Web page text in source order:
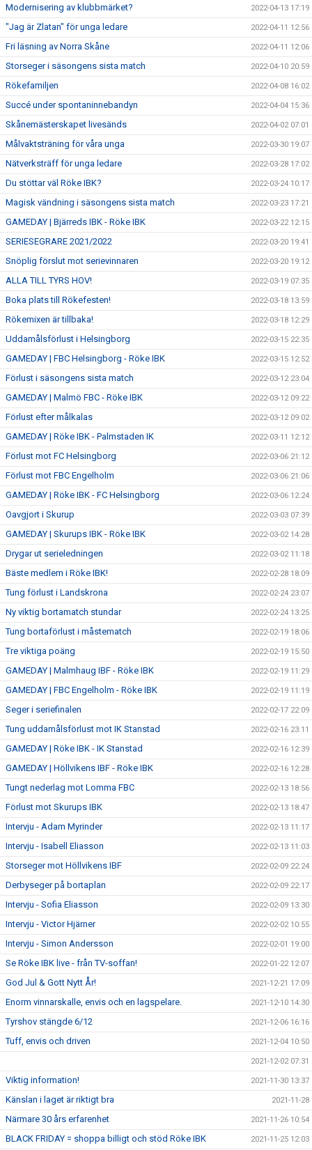
Modernisering av klubbmärket? 2022-04-13 17:19
"Jag är Zlatan" för unga ledare 2022-04-11 12:56
Fri läsning av Norra Skåne 2022-04-11 12:06
Storseger i säsongens sista match 2022-04-10 20:59
Rökefamiljen 2022-04-08 16:02
Succé under spontaninnebandyn 2022-04-04 15:36
Skånemästerskapet livesänds 2022-04-02 07:01
Målvaktsträning för våra unga 2022-03-30 19:07
Nätverksträff för unga ledare 2022-03-28 17:02
Du stöttar väl Röke IBK? 2022-03-24 10:17
Magisk vändning i säsongens sista match 2022-03-23 17:21
GAMEDAY | Bjärreds IBK - Röke IBK 2022-03-22 12:15
SERIESEGRARE 2021/2022 2022-03-20 19:41
Snöplig förslut mot serievinnaren 2022-03-20 19:12
ALLA TILL TYRS HOV! 2022-03-19 07:35
Boka plats till Rökefesten! 2022-03-18 13:59
Rökemixen är tillbaka! 2022-03-18 12:29
Uddamålsförlust i Helsingborg 2022-03-15 22:35
GAMEDAY | FBC Helsingborg - Röke IBK 2022-03-15 12:52
Förlust i säsongens sista match 2022-03-12 23:04
GAMEDAY | Malmö FBC - Röke IBK 2022-03-12 09:22
Förlust efter målkalas 2022-03-12 09:02
GAMEDAY | Röke IBK - Palmstaden IK 2022-03-11 12:12
Förlust mot FC Helsingborg 2022-03-06 21:12
Förlust mot FBC Engelholm 2022-03-06 21:06
GAMEDAY | Röke IBK - FC Helsingborg 2022-03-06 12:24
Oavgjort i Skurup 2022-03-03 07:39
GAMEDAY | Skurups IBK - Röke IBK 2022-03-02 14:28
Drygar ut serieledningen 2022-03-02 11:18
Bäste medlem i Röke IBK! 2022-02-28 18:09
Tung förlust i Landskrona 2022-02-24 23:07
Ny viktig bortamatch stundar 2022-02-24 13:25
Tung bortaförlust i måstematch 2022-02-19 18:06
Tre viktiga poäng 2022-02-19 15:50
GAMEDAY | Malmhaug IBF - Röke IBK 2022-02-19 11:29
GAMEDAY | FBC Engelholm - Röke IBK 2022-02-19 11:19
Seger i seriefinalen 2022-02-17 22:09
Tung uddamålsförlust mot IK Stanstad 2022-02-16 23:11
GAMEDAY | Röke IBK - IK Stanstad 2022-02-16 12:39
GAMEDAY | Höllvikens IBF - Röke IBK 2022-02-16 12:28
Tungt nederlag mot Lomma FBC 2022-02-13 18:56
Förlust mot Skurups IBK 2022-02-13 18:47
Intervju - Adam Myrinder 2022-02-13 11:17
Intervju - Isabell Eliasson 2022-02-13 11:03
Storseger mot Höllvikens IBF 2022-02-09 22:24
Derbyseger på bortaplan 2022-02-09 22:17
Intervju - Sofia Eliasson 2022-02-09 13:30
Intervju - Victor Hjärner 2022-02-02 10:55
Intervju - Simon Andersson 2022-02-01 19:00
Se Röke IBK live - från TV-soffan! 2022-01-22 12:07
God Jul & Gott Nytt År! 2021-12-21 17:09
Enorm vinnarskalle, envis och en lagspelare. 2021-12-10 14:30
Tyrshov stängde 6/12 2021-12-06 16:16
Tuff, envis och driven 2021-12-04 10:50
2021-12-02 07:31
Viktig information! 2021-11-30 13:37
Känslan i laget är riktigt bra 2021-11-28
Närmare 30 års erfarenhet 2021-11-26 10:54
BLACK FRIDAY = shoppa billigt och stöd Röke IBK 2021-11-25 12:03